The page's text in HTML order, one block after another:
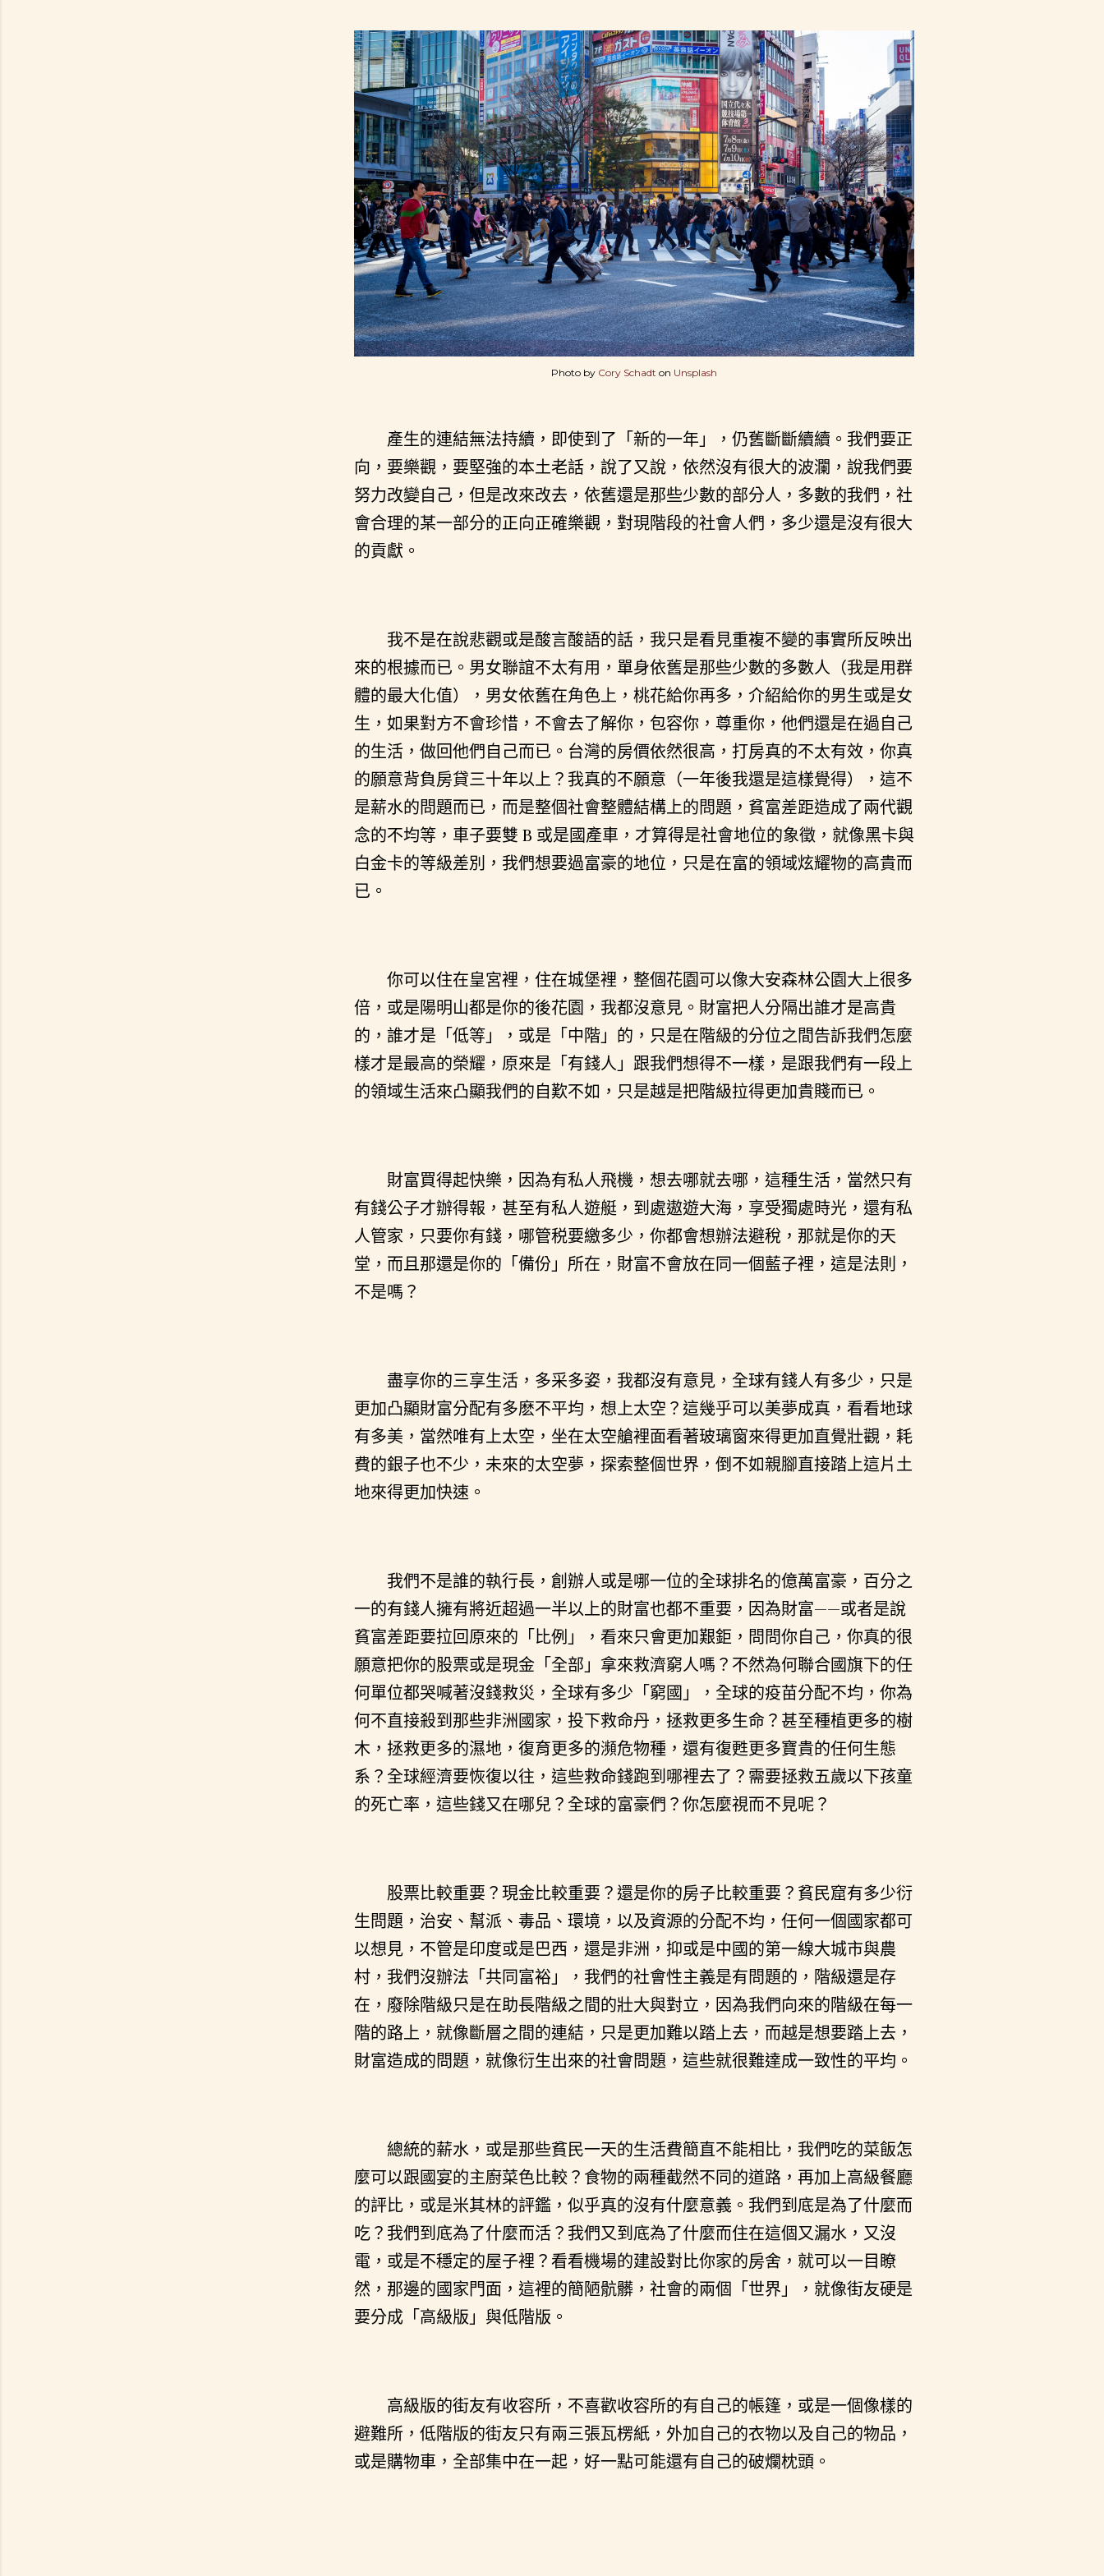
Photo by Cory Schadt on Unsplash
產生的連結無法持續，即使到了「新的一年」，仍舊斷斷續續。我們要正
向，要樂觀，要堅強的本土老話，說了又說，依然沒有很大的波瀾，說我們要
努力改變自己，但是改來改去，依舊還是那些少數的部分人，多數的我們，社
會合理的某一部分的正向正確樂觀，對現階段的社會人們，多少還是沒有很大
的貢獻。
我不是在說悲觀或是酸言酸語的話，我只是看見重複不變的事實所反映出
來的根據而已。男女聯誼不太有用，單身依舊是那些少數的多數人（我是用群
體的最大化值），男女依舊在角色上，桃花給你再多，介紹給你的男生或是女
生，如果對方不會珍惜，不會去了解你，包容你，尊重你，他們還是在過自己
的生活，做回他們自己而已。台灣的房價依然很高，打房真的不太有效，你真
的願意背負房貸三十年以上？我真的不願意（一年後我還是這樣覺得），這不
是薪水的問題而已，而是整個社會整體結構上的問題，貧富差距造成了兩代觀
念的不均等，車子要雙 B 或是國產車，才算得是社會地位的象徵，就像黑卡與
白金卡的等級差別，我們想要過富豪的地位，只是在富的領域炫耀物的高貴而
已。
你可以住在皇宮裡，住在城堡裡，整個花園可以像大安森林公園大上很多
倍，或是陽明山都是你的後花園，我都沒意見。財富把人分隔出誰才是高貴
的，誰才是「低等」，或是「中階」的，只是在階級的分位之間告訴我們怎麼
樣才是最高的榮耀，原來是「有錢人」跟我們想得不一樣，是跟我們有一段上
的領域生活來凸顯我們的自歎不如，只是越是把階級拉得更加貴賤而已。
財富買得起快樂，因為有私人飛機，想去哪就去哪，這種生活，當然只有
有錢公子才辦得報，甚至有私人遊艇，到處遨遊大海，享受獨處時光，還有私
人管家，只要你有錢，哪管税要繳多少，你都會想辦法避稅，那就是你的天
堂，而且那還是你的「備份」所在，財富不會放在同一個藍子裡，這是法則，
不是嗎？
盡享你的三享生活，多采多姿，我都沒有意見，全球有錢人有多少，只是
更加凸顯財富分配有多麽不平均，想上太空？這幾乎可以美夢成真，看看地球
有多美，當然唯有上太空，坐在太空艙裡面看著玻璃窗來得更加直覺壯觀，耗
費的銀子也不少，未來的太空夢，探索整個世界，倒不如親腳直接踏上這片土
地來得更加快速。
我們不是誰的執行長，創辦人或是哪一位的全球排名的億萬富豪，百分之
一的有錢人擁有將近超過一半以上的財富也都不重要，因為財富——或者是說
貧富差距要拉回原來的「比例」，看來只會更加艱鉅，問問你自己，你真的很
願意把你的股票或是現金「全部」拿來救濟窮人嗎？不然為何聯合國旗下的任
何單位都哭喊著沒錢救災，全球有多少「窮國」，全球的疫苗分配不均，你為
何不直接殺到那些非洲國家，投下救命丹，拯救更多生命？甚至種植更多的樹
木，拯救更多的濕地，復育更多的瀕危物種，還有復甦更多寶貴的任何生態
系？全球經濟要恢復以往，這些救命錢跑到哪裡去了？需要拯救五歲以下孩童
的死亡率，這些錢又在哪兒？全球的富豪們？你怎麼視而不見呢？
股票比較重要？現金比較重要？還是你的房子比較重要？貧民窟有多少衍
生問題，治安、幫派、毒品、環境，以及資源的分配不均，任何一個國家都可
以想見，不管是印度或是巴西，還是非洲，抑或是中國的第一線大城市與農
村，我們沒辦法「共同富裕」，我們的社會性主義是有問題的，階級還是存
在，廢除階級只是在助長階級之間的壯大與對立，因為我們向來的階級在每一
階的路上，就像斷層之間的連結，只是更加難以踏上去，而越是想要踏上去，
財富造成的問題，就像衍生出來的社會問題，這些就很難達成一致性的平均。
總統的薪水，或是那些貧民一天的生活費簡直不能相比，我們吃的菜飯怎
麼可以跟國宴的主廚菜色比較？食物的兩種截然不同的道路，再加上高級餐廳
的評比，或是米其林的評鑑，似乎真的沒有什麼意義。我們到底是為了什麼而
吃？我們到底為了什麼而活？我們又到底為了什麼而住在這個又漏水，又沒
電，或是不穩定的屋子裡？看看機場的建設對比你家的房舍，就可以一目瞭
然，那邊的國家門面，這裡的簡陋骯髒，社會的兩個「世界」，就像街友硬是
要分成「高級版」與低階版。
高級版的街友有收容所，不喜歡收容所的有自己的帳篷，或是一個像樣的
避難所，低階版的街友只有兩三張瓦楞紙，外加自己的衣物以及自己的物品，
或是購物車，全部集中在一起，好一點可能還有自己的破爛枕頭。